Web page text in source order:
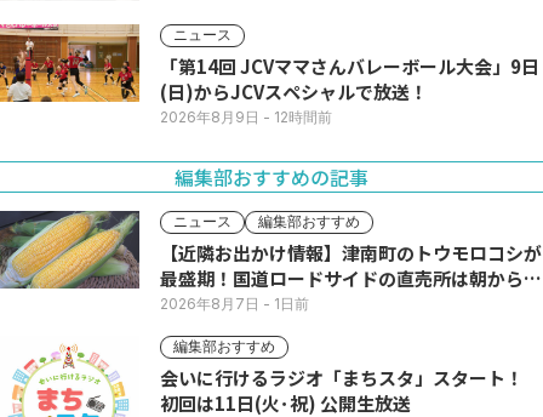
ニュース
「第14回 JCVママさんバレーボール大会」9日
(日)からJCVスペシャルで放送！
2026年8月9日 - 12時間前
編集部おすすめの記事
ニュース 編集部おすすめ
【近隣お出かけ情報】津南町のトウモロコシが
最盛期！国道ロードサイドの直売所は朝から長
い列
2026年8月7日 - 1日前
編集部おすすめ
会いに行けるラジオ「まちスタ」スタート！
初回は11日(火･祝) 公開生放送